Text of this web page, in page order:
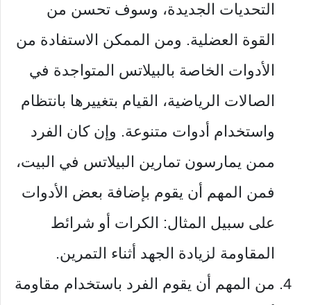
التحديات الجديدة، وسوف تحسن من
القوة العضلية. ومن الممكن الاستفادة من
الأدوات الخاصة بالبيلاتس المتواجدة في
الصالات الرياضية، القيام بتغييرها بانتظام
واستخدام أدوات متنوعة. وإن كان الفرد
ممن يمارسون تمارين البيلاتس في البيت،
فمن المهم أن يقوم بإضافة بعض الأدوات
على سبيل المثال: الكرات أو شرائط
المقاومة لزيادة الجهد أثناء التمرين.
من المهم أن يقوم الفرد باستخدام مقاومة